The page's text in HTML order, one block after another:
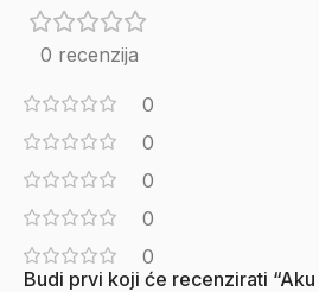
0 recenzija
0
0
0
0
0
Budi prvi koji će recenzirati